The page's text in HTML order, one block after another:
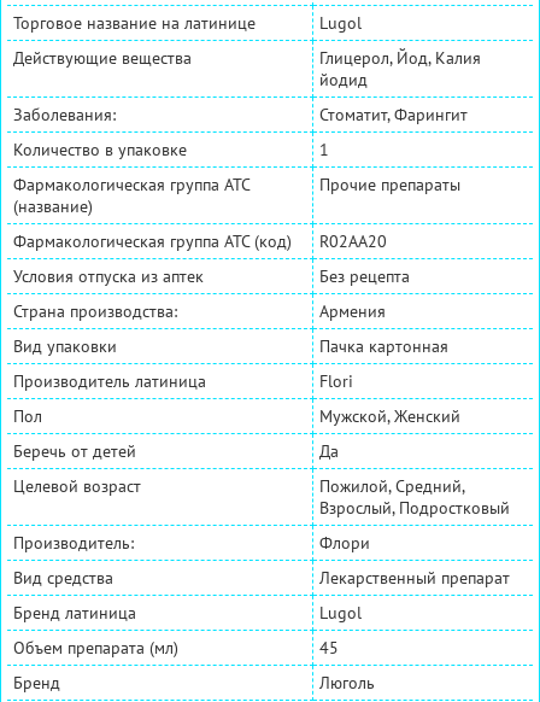
Торговое название на латинице
Lugol
Действующие вещества
Глицерол, Йод, Калия
йодид
Заболевания:
Стоматит, Фарингит
Количество в упаковке
1
Фармакологическая группа АТС
(название)
Прочие препараты
Фармакологическая группа АТС (код)
R02AA20
Условия отпуска из аптек
Без рецепта
Страна производства:
Армения
Вид упаковки
Пачка картонная
Производитель латиница
Flori
Пол
Мужской, Женский
Беречь от детей
Да
Целевой возраст
Пожилой, Средний,
Взрослый, Подростковый
Производитель:
Флори
Вид средства
Лекарственный препарат
Бренд латиница
Lugol
Объем препарата (мл)
45
Бренд
Люголь